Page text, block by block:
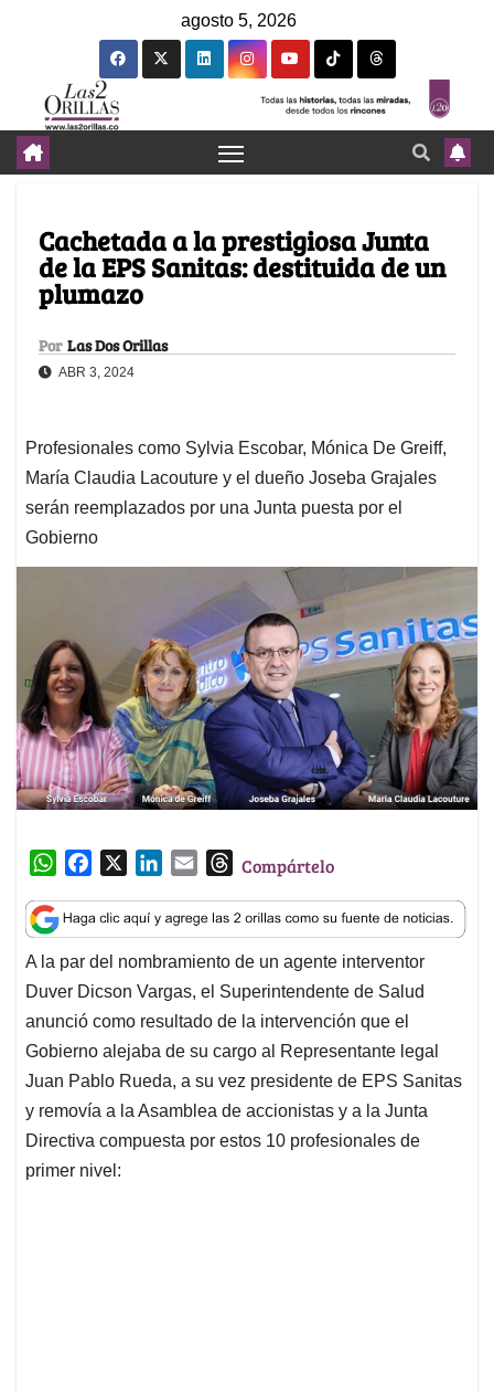
agosto 5, 2026
Cachetada a la prestigiosa Junta
de la EPS Sanitas: destituida de un
plumazo
Por Las Dos Orillas
ABR 3, 2024
Profesionales como Sylvia Escobar, Mónica De Greiff,
María Claudia Lacouture y el dueño Joseba Grajales
serán reemplazados por una Junta puesta por el
Gobierno
W
a
t
s
A
p
p
c
e
b
o
o
k
n
k
e
d
I
n
a
i
l
T
r
e
a
d
s
Compártelo
A la par del nombramiento de un agente interventor
Duver Dicson Vargas, el Superintendente de Salud
anunció como resultado de la intervención que el
Gobierno alejaba de su cargo al Representante legal
Juan Pablo Rueda, a su vez presidente de EPS Sanitas
y removía a la Asamblea de accionistas y a la Junta
Directiva compuesta por estos 10 profesionales de
primer nivel: